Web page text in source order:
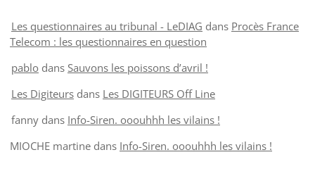
Les questionnaires au tribunal - LeDIAG dans Procès France
Telecom : les questionnaires en question
pablo dans Sauvons les poissons d’avril !
Les Digiteurs dans Les DIGITEURS Off Line
fanny dans Info-Siren. ooouhhh les vilains !
MIOCHE martine dans Info-Siren. ooouhhh les vilains !